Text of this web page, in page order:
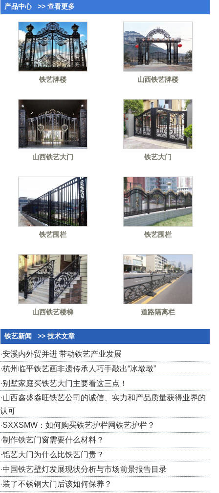
产品中心 >> 查看更多
铁艺牌楼 山西铁艺牌楼
山西铁艺大门 铁艺大门
铁艺围栏 铁艺围栏
山西铁艺楼梯 道路隔离栏
铁艺新闻 >> 技术文章
·安溪内外贸并进 带动铁艺产业发展
·杭州临平铁艺画非遗传承人巧手敲出“冰墩墩”
·别墅家庭买铁艺大门主要看这三点！
·山西鑫盛淼旺铁艺公司的诚信、实力和产品质量获得业界的
认可
·SXXSMW：如何购买铁艺护栏网铁艺护栏？
·制作铁艺门窗需要什么材料？
·铝艺大门为什么比铁艺门贵？
·中国铁艺壁灯发展现状分析与市场前景报告目录
·装了不锈钢大门后该如何保养？